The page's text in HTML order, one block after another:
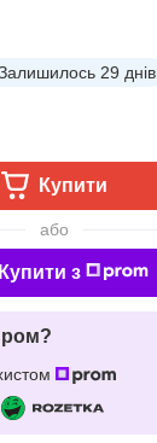
29 днів
Купити
або
Купити з